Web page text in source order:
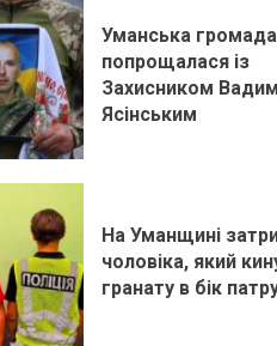
Уманська громада
попрощалася із
Захисником
Ясінським
На Уманщині
чоловіка, який
гранату в бік